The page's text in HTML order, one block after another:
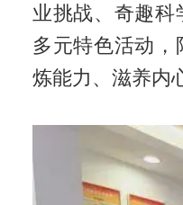
业挑战、奇趣
多元特色活动
炼能力、滋养内